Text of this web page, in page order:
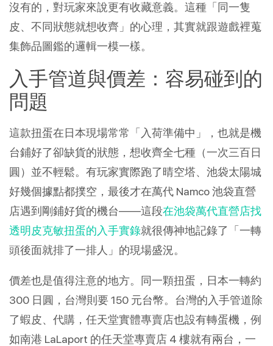
沒有的，對玩家來說更有收藏意義。這種「同一隻
皮、不同狀態就想收齊」的心理，其實就跟遊戲裡蒐
集飾品圖鑑的邏輯一模一樣。
入手管道與價差：容易碰到的
問題
這款扭蛋在日本現場常常「入荷準備中」，也就是機
台鋪好了卻缺貨的狀態，想收齊全七種（一次三百日
圓）並不輕鬆。有玩家實際跑了晴空塔、池袋太陽城
好幾個據點都撲空，最後才在萬代 Namco 池袋直營
店遇到剛鋪好貨的機台——這段在池袋萬代直營店找
透明皮克敏扭蛋的入手實錄就很傳神地記錄了「一轉
頭後面就排了一排人」的現場盛況。
價差也是值得注意的地方。同一顆扭蛋，日本一轉約
300 日圓，台灣則要 150 元台幣。台灣的入手管道除
了蝦皮、代購，任天堂實體專賣店也設有轉蛋機，例
如南港 LaLaport 的任天堂專賣店 4 樓就有兩台，一